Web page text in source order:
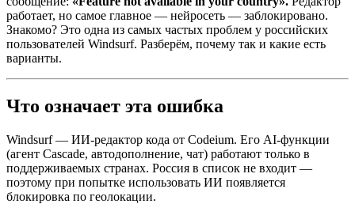
работает, но самое главное — нейросеть — заблокировано.
Знакомо? Это одна из самых частых проблем у российских
пользователей Windsurf. Разберём, почему так и какие есть
варианты.
Что означает эта ошибка
Windsurf— ИИ-редактор кода от Codeium. Его AI-функции
(агент Cascade, автодополнение, чат) работают только в
поддерживаемых странах. Россия в список не входит —
поэтому при попытке использовать ИИ появляется
блокировка по геолокации.